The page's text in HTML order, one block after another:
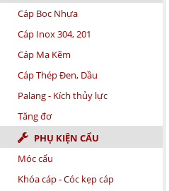
Cáp Bọc Nhựa
Cáp Inox 304, 201
Cáp Mạ Kẽm
Cáp Thép Đen, Dầu
Palang - Kích thủy lực
Tăng đơ
PHỤ KIỆN CẨU
Móc cẩu
Khóa cáp - Cóc kẹp cáp